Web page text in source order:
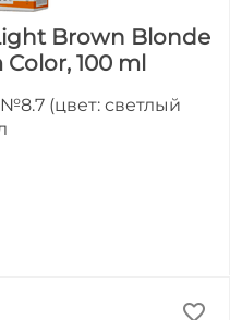
Brown Blonde
100 ml
(цвет: светлый